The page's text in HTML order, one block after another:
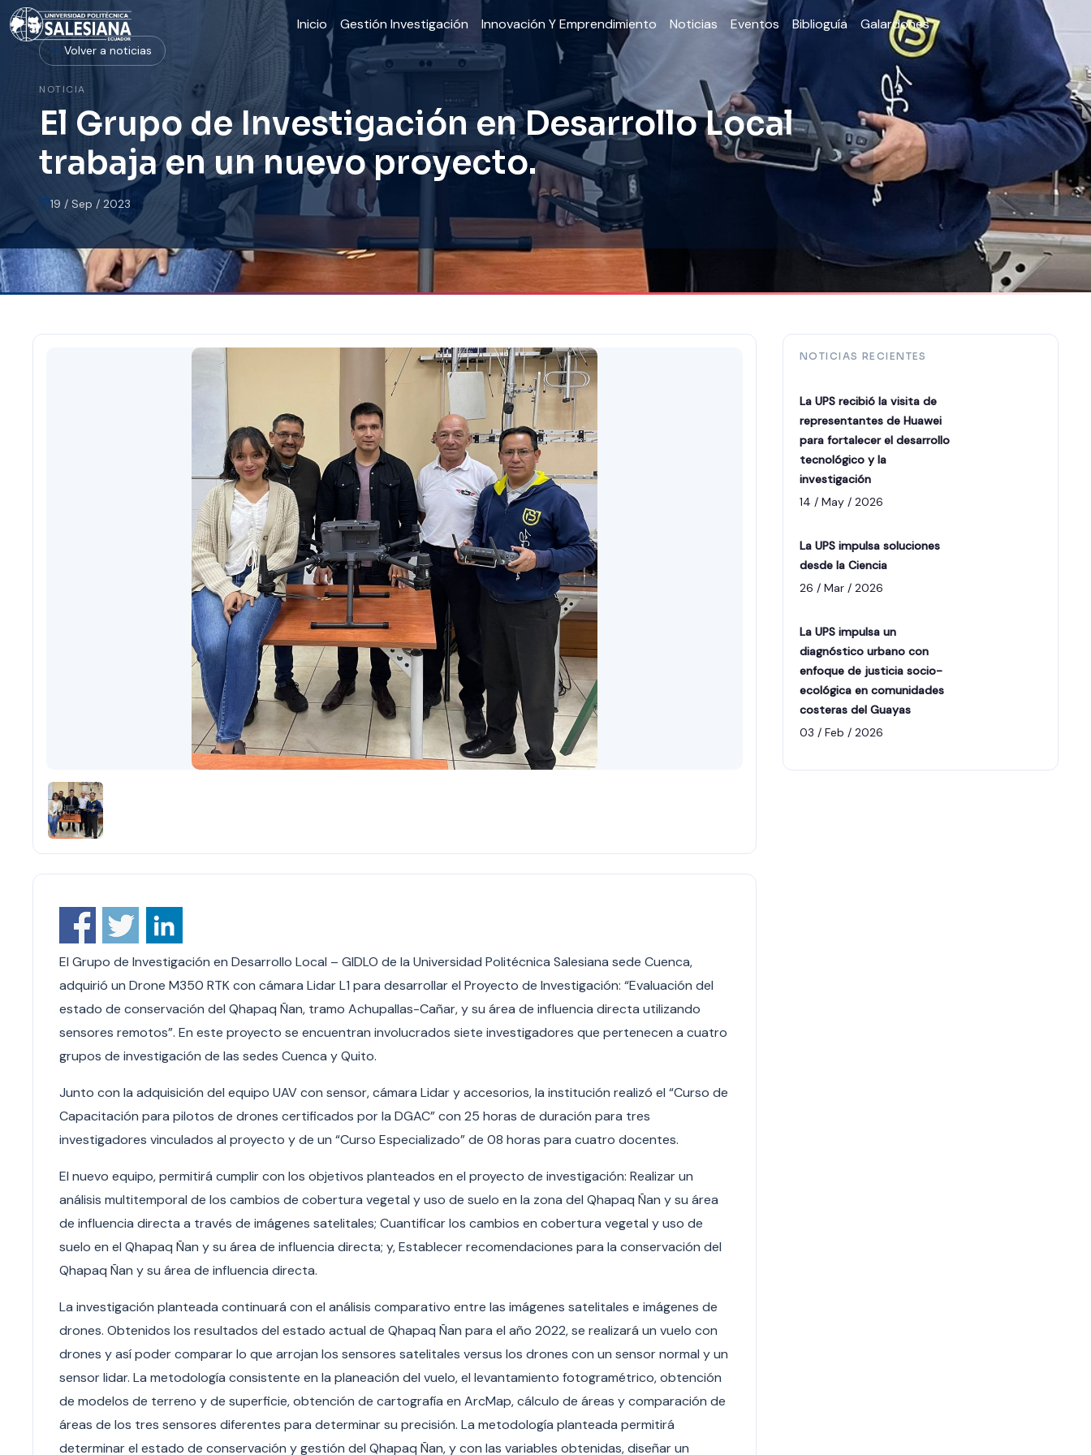
Inicio Gestión Investigación Innovación Y Emprendimiento Noticias Eventos Biblioguía Galardones
Volver a noticias
NOTICIA
El Grupo de Investigación en Desarrollo Local
trabaja en un nuevo proyecto.
19 / Sep / 2023
El Grupo de Investigación en Desarrollo Local – GIDLO de la Universidad Politécnica Salesiana sede Cuenca,
adquirió un Drone M350 RTK con cámara Lidar L1 para desarrollar el Proyecto de Investigación: “Evaluación del
estado de conservación del Qhapaq Ñan, tramo Achupallas-Cañar, y su área de influencia directa utilizando
sensores remotos”. En este proyecto se encuentran involucrados siete investigadores que pertenecen a cuatro
grupos de investigación de las sedes Cuenca y Quito.
Junto con la adquisición del equipo UAV con sensor, cámara Lidar y accesorios, la institución realizó el “Curso de
Capacitación para pilotos de drones certificados por la DGAC” con 25 horas de duración para tres
investigadores vinculados al proyecto y de un “Curso Especializado” de 08 horas para cuatro docentes.
El nuevo equipo, permitirá cumplir con los objetivos planteados en el proyecto de investigación: Realizar un
análisis multitemporal de los cambios de cobertura vegetal y uso de suelo en la zona del Qhapaq Ñan y su área
de influencia directa a través de imágenes satelitales; Cuantificar los cambios en cobertura vegetal y uso de
suelo en el Qhapaq Ñan y su área de influencia directa; y, Establecer recomendaciones para la conservación del
Qhapaq Ñan y su área de influencia directa.
La investigación planteada continuará con el análisis comparativo entre las imágenes satelitales e imágenes de
drones. Obtenidos los resultados del estado actual de Qhapaq Ñan para el año 2022, se realizará un vuelo con
drones y así poder comparar lo que arrojan los sensores satelitales versus los drones con un sensor normal y un
sensor lidar. La metodología consistente en la planeación del vuelo, el levantamiento fotogramétrico, obtención
de modelos de terreno y de superficie, obtención de cartografía en ArcMap, cálculo de áreas y comparación de
áreas de los tres sensores diferentes para determinar su precisión. La metodología planteada permitirá
determinar el estado de conservación y gestión del Qhapaq Ñan, y con las variables obtenidas, diseñar un
NOTICIAS RECIENTES
La UPS recibió la visita de
representantes de Huawei
para fortalecer el desarrollo
tecnológico y la
investigación
14 / May / 2026
La UPS impulsa soluciones
desde la Ciencia
26 / Mar / 2026
La UPS impulsa un
diagnóstico urbano con
enfoque de justicia socio-
ecológica en comunidades
costeras del Guayas
03 / Feb / 2026